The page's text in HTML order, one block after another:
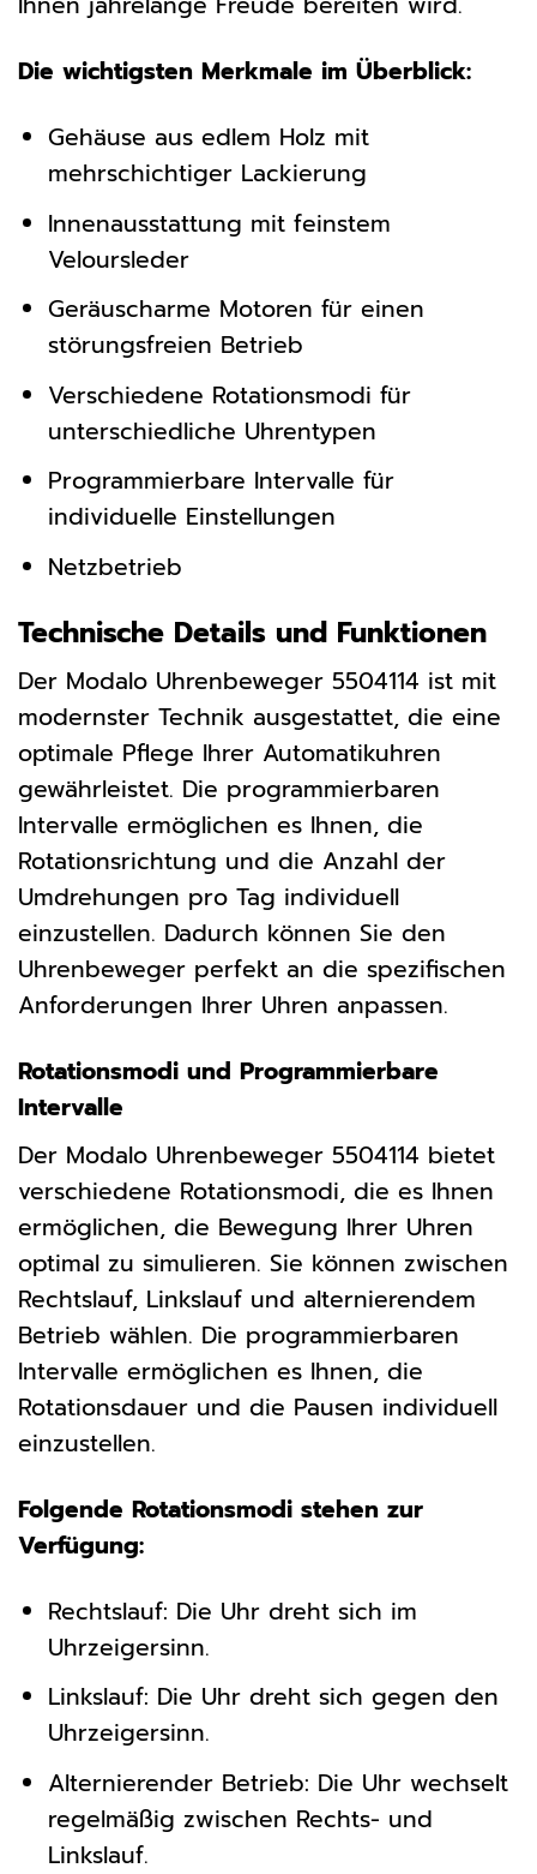
Die wichtigsten Merkmale im Überblick:
Gehäuse aus edlem Holz mit
mehrschichtiger Lackierung
Innenausstattung mit feinstem
Veloursleder
Geräuscharme Motoren für einen
störungsfreien Betrieb
Verschiedene Rotationsmodi für
unterschiedliche Uhrentypen
Programmierbare Intervalle für
individuelle Einstellungen
Netzbetrieb
Technische Details und Funktionen
Der Modalo Uhrenbeweger 5504114 ist mit
modernster Technik ausgestattet, die eine
optimale Pflege Ihrer Automatikuhren
gewährleistet. Die programmierbaren
Intervalle ermöglichen es Ihnen, die
Rotationsrichtung und die Anzahl der
Umdrehungen pro Tag individuell
einzustellen. Dadurch können Sie den
Uhrenbeweger perfekt an die spezifischen
Anforderungen Ihrer Uhren anpassen.
Rotationsmodi und Programmierbare
Intervalle
Der Modalo Uhrenbeweger 5504114 bietet
verschiedene Rotationsmodi, die es Ihnen
ermöglichen, die Bewegung Ihrer Uhren
optimal zu simulieren. Sie können zwischen
Rechtslauf, Linkslauf und alternierendem
Betrieb wählen. Die programmierbaren
Intervalle ermöglichen es Ihnen, die
Rotationsdauer und die Pausen individuell
einzustellen.
Folgende Rotationsmodi stehen zur
Verfügung:
Rechtslauf: Die Uhr dreht sich im
Uhrzeigersinn.
Linkslauf: Die Uhr dreht sich gegen den
Uhrzeigersinn.
Alternierender Betrieb: Die Uhr wechselt
regelmäßig zwischen Rechts- und
Linkslauf.